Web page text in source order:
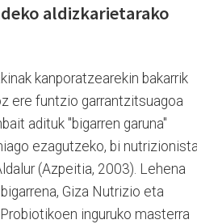
aldizkarietarako
kanporatzearekin bakarrik
ere funtzio garrantzitsuagoa
adituk "bigarren garuna"
ezagutzeko, bi nutrizionista
(Azpeitia, 2003). Lehena
Giza Nutrizio eta
inguruko masterra